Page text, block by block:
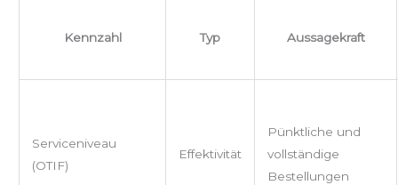
Kennzahl Typ Aussagekraft
Serviceniveau
(OTIF)
Effektivität
Pünktliche und
vollständige
Bestellungen